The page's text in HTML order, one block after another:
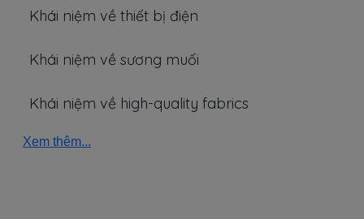
Khái niệm về thiết bị điện
Khái niệm về sương muối
Khái niệm về high-quality fabrics
Xem thêm...